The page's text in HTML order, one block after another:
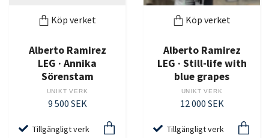
Köp verket
Alberto Ramirez
LEG · Annika
Sörenstam
UNIKT VERK
9 500 SEK
Tillgängligt verk
Köp verket
Alberto Ramirez
LEG · Still-life with
blue grapes
UNIKT VERK
12 000 SEK
Tillgängligt verk